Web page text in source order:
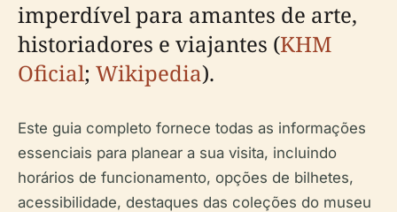
imperdível para amantes de arte,
historiadores e viajantes (KHM
Oficial; Wikipedia).
Este guia completo fornece todas as informações
essenciais para planear a sua visita, incluindo
horários de funcionamento, opções de bilhetes,
acessibilidade, destaques das coleções do museu